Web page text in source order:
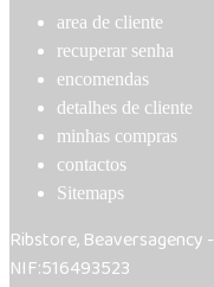
area de cliente
recuperar senha
encomendas
detalhes de cliente
minhas compras
contactos
Sitemaps
Ribstore, Beaversagency
NIF:516493523